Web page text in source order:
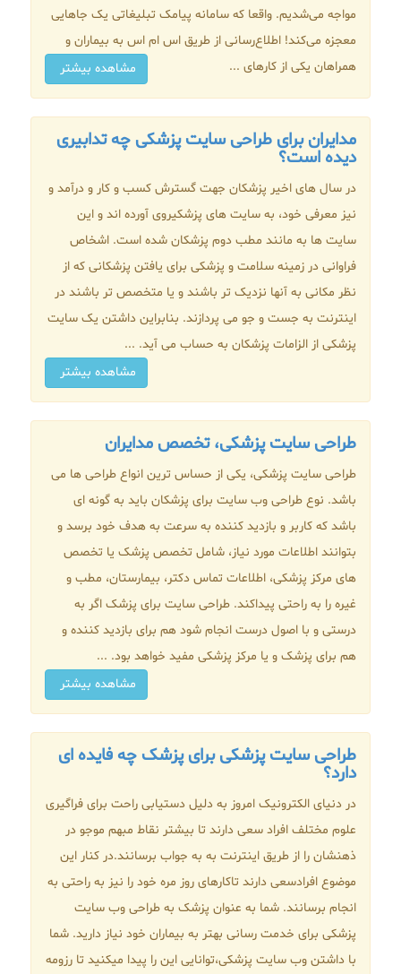
مواجه می‌شدیم. واقعا که سامانه پیامک تبلیغاتی یک جاهایی
معجزه می‌کند! اطلاع‌رسانی از طریق اس ام اس به بیماران و
همراهان یکی از کارهای ...
مشاهده بیشتر
مدایران برای طراحی سایت پزشکی چه تدابیری
دیده است؟
در سال های اخیر پزشکان جهت گسترش کسب و کار و درآمد و
نیز معرفی خود، به سایت های پزشکیروی آورده اند و این
سایت ها به مانند مطب دوم پزشکان شده است. اشخاص
فراوانی در زمینه سلامت و پزشکی برای یافتن پزشکانی که از
نظر مکانی به آنها نزدیک تر باشند و یا متخصص تر باشند در
اینترنت به جست و جو می پردازند. بنابراین داشتن یک سایت
پزشکی از الزامات پزشکان به حساب می آید. ...
مشاهده بیشتر
طراحی سایت پزشکی، تخصص مدایران
طراحی سایت پزشکی، یکی از حساس ترین انواع طراحی ها می
باشد. نوع طراحی وب سایت برای پزشکان باید به گونه ای
باشد که کاربر و بازدید کننده به سرعت به هدف خود برسد و
بتوانند اطلاعات مورد نیاز، شامل تخصص پزشک یا تخصص
های مرکز پزشکی، اطلاعات تماس دکتر، بیمارستان، مطب و
غیره را به راحتی پیداکند. طراحی سایت برای پزشک اگر به
درستی و با اصول درست انجام شود هم برای بازدید کننده و
هم برای پزشک و یا مرکز پزشکی مفید خواهد بود. ...
مشاهده بیشتر
طراحی سایت پزشکی برای پزشک چه فایده ای
دارد؟
در دنیای الکترونیک امروز به دلیل دستیابی راحت برای فراگیری
علوم مختلف افراد سعی دارند تا بیشتر نقاط مبهم موجو در
ذهنشان را از طریق اینترنت به به جواب برسانند.در کنار این
موضوع افرادسعی دارند تاکارهای روز مره خود را نیز به راحتی به
انجام برسانند. شما به عنوان پزشک به طراحی وب سایت
پزشکی برای خدمت رسانی بهتر به بیماران خود نیاز دارید. شما
با داشتن وب سایت پزشکی،توانایی این را پیدا میکنید تا رزومه